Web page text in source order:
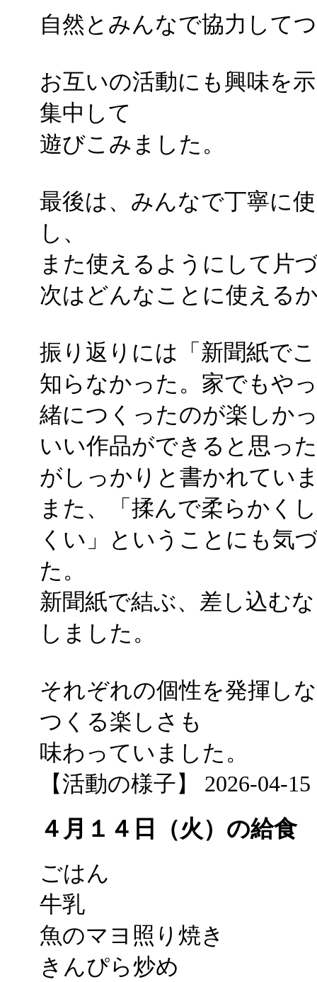
自然とみんなで協力して
お互いの活動にも興味を
集中して
遊びこみました。
最後は、みんなで丁寧に
し、
また使えるようにして片
次はどんなことに使える
振り返りには「新聞紙で
知らなかった。家でもや
緒につくったのが楽しか
いい作品ができると思っ
がしっかりと書かれてい
また、「揉んで柔らかく
くい」ということにも気
た。
新聞紙で結ぶ、差し込む
しました。
それぞれの個性を発揮し
つくる楽しさも
味わっていました。
【活動の様子】 2026-04-
４月１４日（火）の給食
ごはん
牛乳
魚のマヨ照り焼き
きんぴら炒め